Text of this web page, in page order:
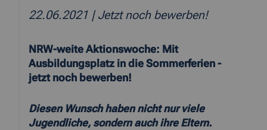
22.06.2021 | Jetzt noch bewerben!
NRW-weite Aktionswoche: Mit
Ausbildungsplatz in die Sommerferien -
jetzt noch bewerben!
Diesen Wunsch haben nicht nur viele
Jugendliche, sondern auch ihre Eltern.